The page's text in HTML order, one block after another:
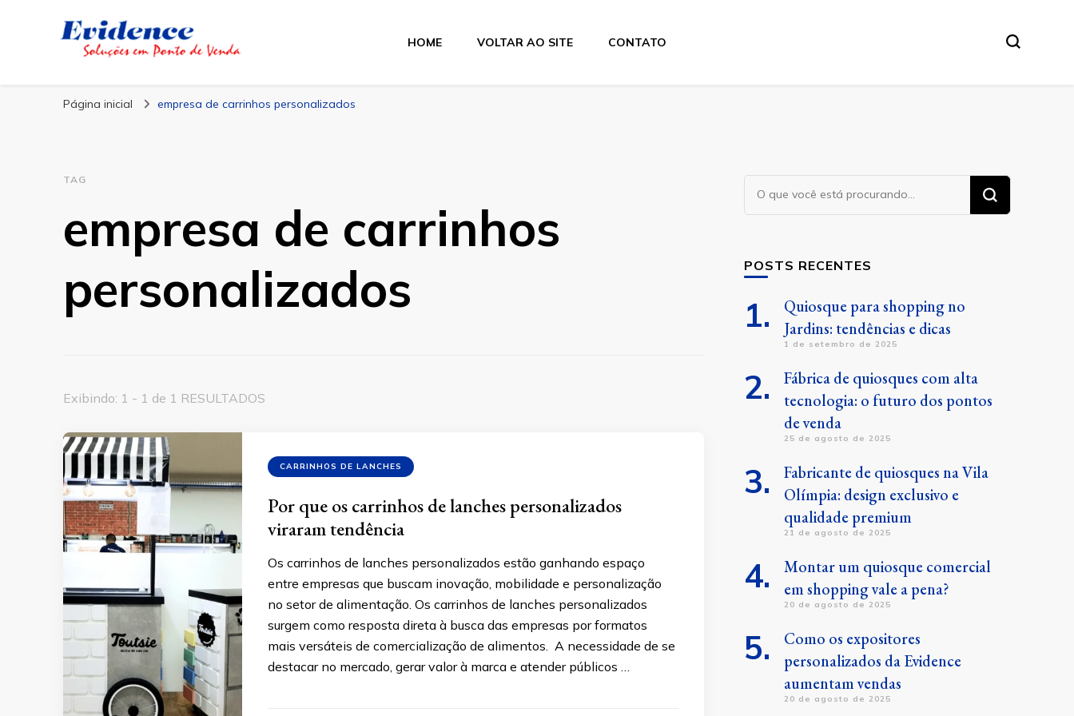
Blog Evidence
HOME VOLTAR AO SITE CONTATO
Página inicial empresa de carrinhos personalizados
TAG
empresa de carrinhos
personalizados
Exibindo: 1 - 1 de 1 RESULTADOS
CARRINHOS DE LANCHES
Por que os carrinhos de lanches personalizados
viraram tendência
Os carrinhos de lanches personalizados estão ganhando espaço
entre empresas que buscam inovação, mobilidade e personalização
no setor de alimentação. Os carrinhos de lanches personalizados
surgem como resposta direta à busca das empresas por formatos
mais versáteis de comercialização de alimentos. A necessidade de se
destacar no mercado, gerar valor à marca e atender públicos …
Procurando
algo?
POSTS RECENTES
Quiosque para shopping no
Jardins: tendências e dicas
1 de setembro de 2025
Fábrica de quiosques com alta
tecnologia: o futuro dos pontos
de venda
25 de agosto de 2025
Fabricante de quiosques na Vila
Olímpia: design exclusivo e
qualidade premium
21 de agosto de 2025
Montar um quiosque comercial
em shopping vale a pena?
20 de agosto de 2025
Como os expositores
personalizados da Evidence
aumentam vendas
20 de agosto de 2025